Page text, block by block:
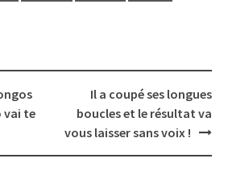
vai te
Il a coupé ses longues
boucles et le résultat va
vous laisser sans voix !